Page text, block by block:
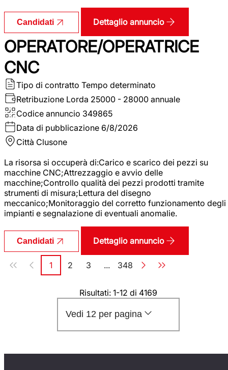
Candidati Dettaglio annuncio
OPERATORE/OPERATRICE
CNC
Tipo di contratto Tempo determinato
Retribuzione Lorda 25000 - 28000 annuale
Codice annuncio 349865
Data di pubblicazione 6/8/2026
Città Clusone
La risorsa si occuperà di:Carico e scarico dei pezzi su
macchine CNC;Attrezzaggio e avvio delle
macchine;Controllo qualità dei pezzi prodotti tramite
strumenti di misura;Lettura del disegno
meccanico;Monitoraggio del corretto funzionamento degli
impianti e segnalazione di eventuali anomalie.
Candidati Dettaglio annuncio
Paginazione
Pagina
1 Pagina
2 Pagina
3 ... Pagina
348
Risultati: 1-12 di 4169
Vedi 12 per pagina